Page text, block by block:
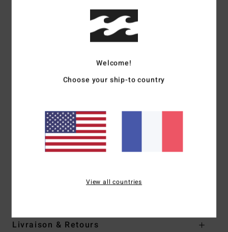
verres en polycarbonate résistant aux chocs
Verres sphériques de base 8
Système RGNS (Rip Grip With No Slip) : Système
sur l'embout des branches
taille M
Disponible en version Wildlife Polarized
Télécharger laDéclaration De Conformité
Composition73 % nylon, 23 % polycarbonate, 2 % métal,
Traçabilité du produit (Loi Agec)
Livraison & Retours
Welcome!
Choose your ship-to country
View all countries